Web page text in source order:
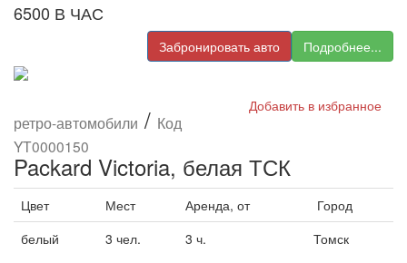
6500 В ЧАС
Подробнее...
Забронировать авто
Добавить в избранное
ретро-автомобили / Код
YT0000150
Packard Victoria, белая ТСК
Цвет Мест Аренда, от
Город
белый
3 чел. 3 ч. Томск